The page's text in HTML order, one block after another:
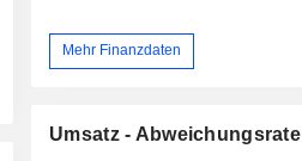
Mehr Finanzdaten
Umsatz - Abweichungsrate